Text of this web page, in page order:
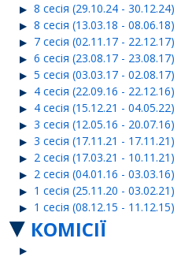
8 сесія (29.10.24 - 30.12.24)
8 сесія (13.03.18 - 08.06.18)
7 сесія (02.11.17 - 22.12.17)
6 сесія (23.08.17 - 23.08.17)
5 сесія (03.03.17 - 02.08.17)
4 сесія (22.09.16 - 22.12.16)
4 сесія (15.12.21 - 04.05.22)
3 сесія (12.05.16 - 20.07.16)
3 сесія (17.11.21 - 17.11.21)
2 сесія (17.03.21 - 10.11.21)
2 сесія (04.01.16 - 03.03.16)
1 сесія (25.11.20 - 03.02.21)
1 сесія (08.12.15 - 11.12.15)
КОМІСІЇ